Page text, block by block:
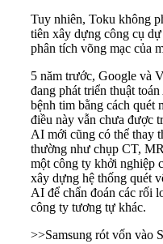
Tuy nhiên, Toku không
tiên xây dựng công cụ
phân tích võng mạc của
5 năm trước, Google và
đang phát triển thuật
bệnh tim bằng cách quét
điều này vẫn chưa được
AI mới cũng có thể thay
thường như chụp CT,
một công ty khởi nghiệp
xây dựng hệ thống quét
AI để chẩn đoán các rối
công ty tương tự khác.
>>Samsung rót vốn vào